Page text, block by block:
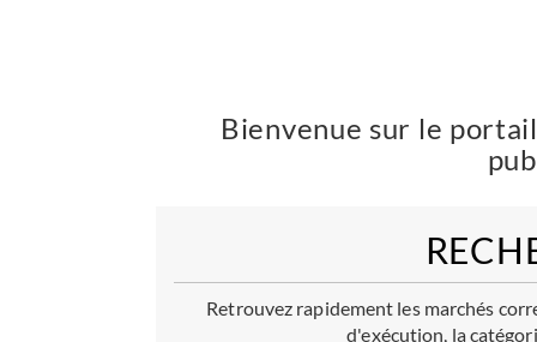
Bienvenue sur le
Retrouvez rapidement les marchés
d'exécution, la